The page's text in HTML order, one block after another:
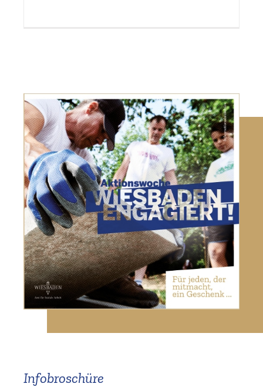
Infobro­schüre